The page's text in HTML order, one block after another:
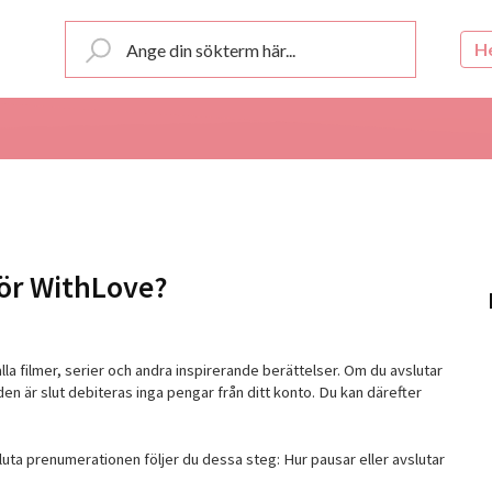
WithLove?
filmer, serier och andra inspirerande berättelser. Om du avslutar
är slut debiteras inga pengar från ditt konto. Du kan därefter
prenumerationen följer du dessa steg: Hur pausar eller avslutar